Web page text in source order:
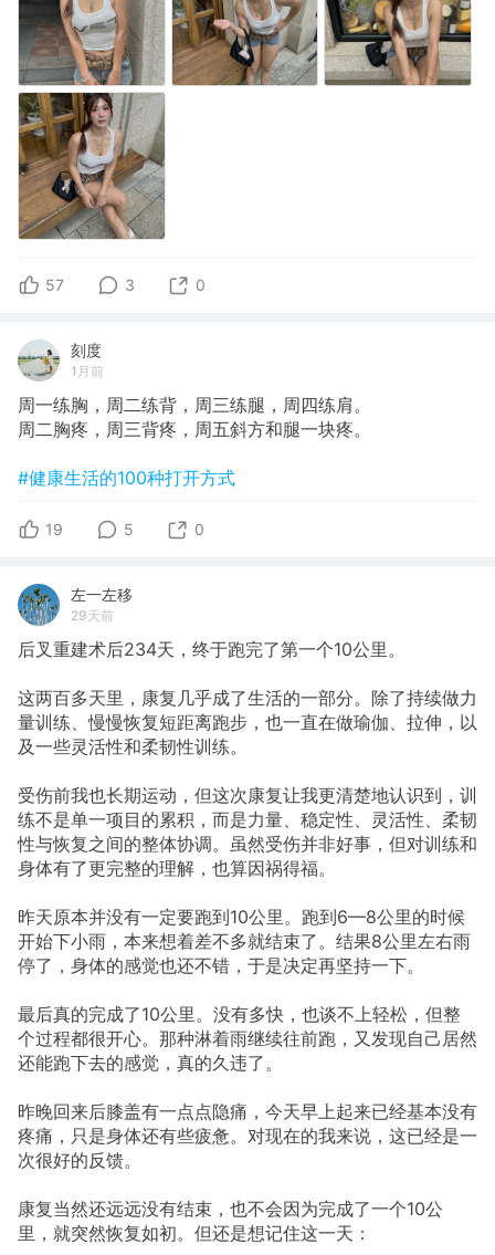
57 3 0
刻度
1月前
周一练胸，周二练背，周三练腿，周四练肩。
周二胸疼，周三背疼，周五斜方和腿一块疼。
#健康生活的100种打开方式
19 5 0
左一左移
29天前
后叉重建术后234天，终于跑完了第一个10公里。
这两百多天里，康复几乎成了生活的一部分。除了持续做力
量训练、慢慢恢复短距离跑步，也一直在做瑜伽、拉伸，以
及一些灵活性和柔韧性训练。
受伤前我也长期运动，但这次康复让我更清楚地认识到，训
练不是单一项目的累积，而是力量、稳定性、灵活性、柔韧
性与恢复之间的整体协调。虽然受伤并非好事，但对训练和
身体有了更完整的理解，也算因祸得福。
昨天原本并没有一定要跑到10公里。跑到6—8公里的时候
开始下小雨，本来想着差不多就结束了。结果8公里左右雨
停了，身体的感觉也还不错，于是决定再坚持一下。
最后真的完成了10公里。没有多快，也谈不上轻松，但整
个过程都很开心。那种淋着雨继续往前跑，又发现自己居然
还能跑下去的感觉，真的久违了。
昨晚回来后膝盖有一点点隐痛，今天早上起来已经基本没有
疼痛，只是身体还有些疲惫。对现在的我来说，这已经是一
次很好的反馈。
康复当然还远远没有结束，也不会因为完成了一个10公
里，就突然恢复如初。但还是想记住这一天：